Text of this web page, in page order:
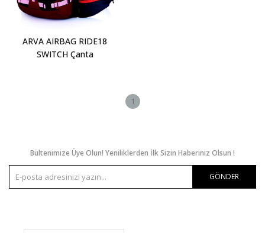
ARVA AIRBAG RIDE18
SWITCH Çanta
1
Bültenimize Üye Olun! Yeniliklerden İlk Sizin Haberiniz Olsun !
GÖNDER